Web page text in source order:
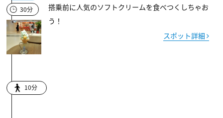
30分
搭乗前に人気のソフトクリームを食べつくしちゃお
う！
スポット詳細
10分